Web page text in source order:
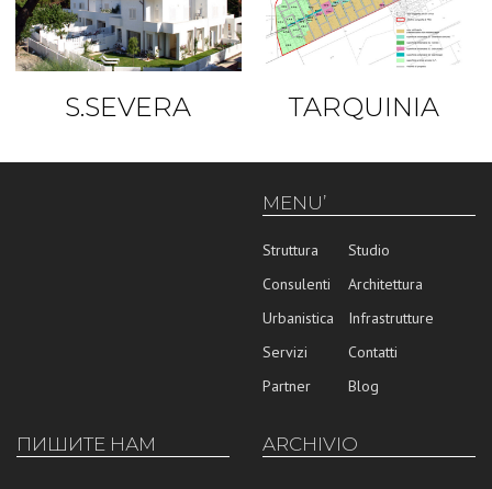
S.SEVERA TARQUINIA
MENU’
Struttura
Studio
Consulenti
Architettura
Urbanistica
Infrastrutture
Servizi
Contatti
Partner
Blog
ПИШИТЕ НАМ ARCHIVIO